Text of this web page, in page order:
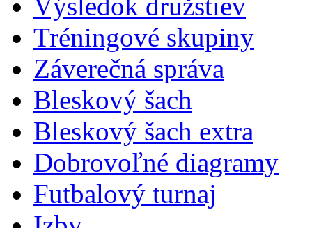
Výsledok družstiev
Tréningové skupiny
Záverečná správa
Bleskový šach
Bleskový šach extra
Dobrovoľné diagramy
Futbalový turnaj